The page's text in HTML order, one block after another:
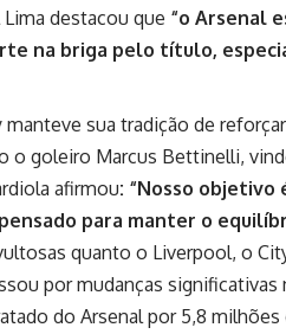
destacou que “o Arsenal
na briga pelo título,
sua tradição de
o goleiro Marcus Bettinelli,
afirmou: “Nosso objetivo
para manter o
quanto o Liverpool, o
por mudanças
do Arsenal por 5,8